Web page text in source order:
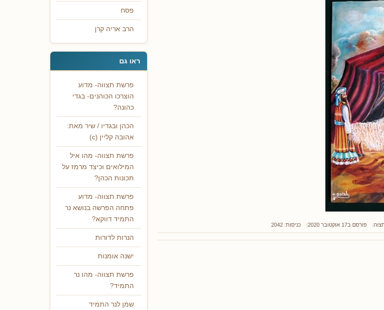
פורסם ב17 אוקטובר 2020 כניסות: 2042
פסח
הרב אריה קרן
ראו גם
פרשת תצווה- מדוע
הוצרכו הכוהנים- בגדי
כהונה?
הכהן ובגדיו / שיר מאת:
אהובה קליין (c)
פרשת תצווה- מהו איל
המילואים וכיצד מרמז על
תכונות הכהן?
פרשת תצווה- מדוע
פתחה הפרשה בנושא נר
התמיד דווקא?
הנרות לדורות
ישנה אומנות
פרשת תצווה- מהו נר
התמיד?
שמן לנר התמיד